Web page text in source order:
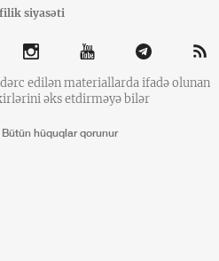
siyasəti
edilən materiallarda ifadə olunan
əks etdirməyə bilər
hüquqlar qorunur